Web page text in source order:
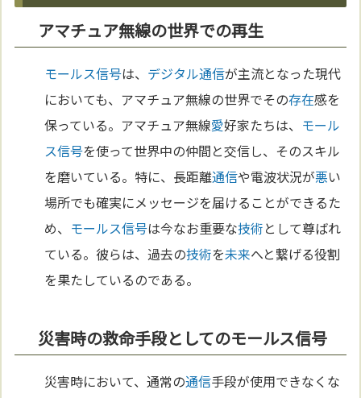
アマチュア無線の世界での再生
モールス信号は、 デジタル通信が主流となった現代
においても、アマチュア無線の世界でその存在感を
保っている。アマチュア無線愛好家たちは、 モール
ス信号を使って世界中の仲間と交信し、そのスキル
を磨いている。特に、長距離通信や電波状況が悪い
場所でも確実にメッセージを届けることができるた
め、 モールス信号は今なお重要な技術として尊ばれ
ている。彼らは、過去の技術を未来へと繋げる役割
を果たしているのである。
災害時の救命手段としてのモールス信号
災害時において、通常の通信手段が使用できなくな